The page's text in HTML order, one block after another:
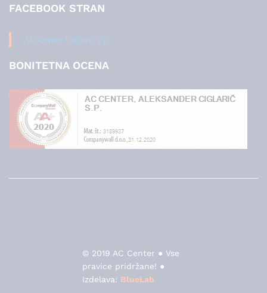
FACEBOOK STRAN
AC-center Ciglarič s.p.
BONITETNA OCENA
© 2019 AC Center ● Vse
pravice pridržane! ●
Izdelava: BlueLab